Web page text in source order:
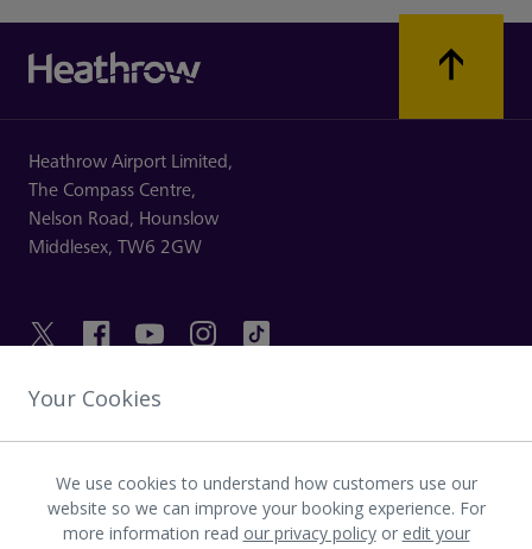
Heathrow Airport Limited,
The Compass Centre,
Nelson Road, Hounslow
Middlesex, TW6 2GW
UPPTÄCK HEATHROW
Your Cookies
We use cookies to understand how customers use our
website so we can improve your booking experience. For
more information read our privacy policyor edit your